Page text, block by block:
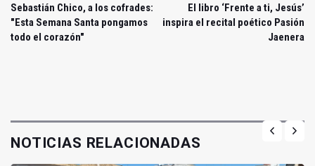
Sebastián Chico, a los cofrades:
"Esta Semana Santa pongamos
todo el corazón"
El libro ‘Frente a ti, Jesús’
inspira el recital poético Pasión
Jaenera
NOTICIAS RELACIONADAS